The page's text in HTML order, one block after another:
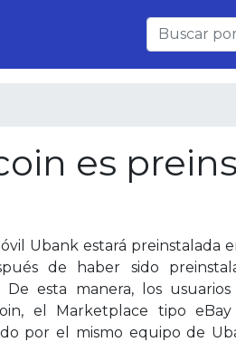
es
Ubank estará preinstalada
de haber sido
De esta manera, los
el Marketplace tipo
por el mismo equipo de